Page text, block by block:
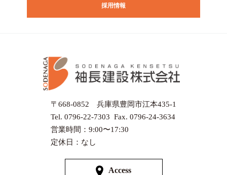
採用情報
〒668-0852 兵庫県豊岡市江本435-1
Tel. 0796-22-7303 Fax. 0796-24-3634
営業時間：9:00〜17:30
定休日：なし
Access